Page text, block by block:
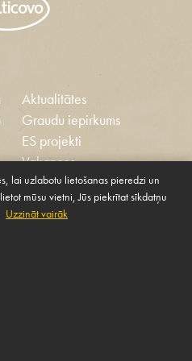
Aktualitātes
Graudu iepirkums
ES projekti
Vakances
Ētikas kodekss
Sabiedrības atbalsta
politika
lai uzlabotu lietošanas pieredzi un
mūsu vietni, Jūs piekrītat sīkdatņu
Uzzināt vairāk